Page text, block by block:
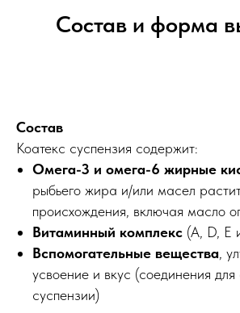
Состав и форма
Состав
Коатекс суспензия содержит:
Омега-3 и омега-6 жирные
рыбьего жира и/или масел
происхождения, включая масло
Витаминный комплекс (A, D, E
Вспомогательные вещества,
усвоение и вкус (соединения для
суспензии)